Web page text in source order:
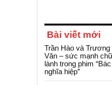
Bài viết mới
Trần Hào và Trương
Văn – sức mạnh
lành trong phim
nghĩa hiệp”